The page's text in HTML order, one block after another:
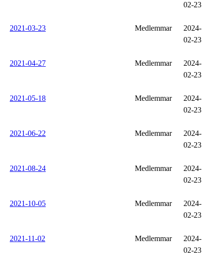
02-23
2021-03-23 Medlemmar
2024-
02-23
2021-04-27 Medlemmar
2024-
02-23
2021-05-18 Medlemmar
2024-
02-23
2021-06-22 Medlemmar
2024-
02-23
2021-08-24 Medlemmar
2024-
02-23
2021-10-05 Medlemmar
2024-
02-23
2021-11-02 Medlemmar
2024-
02-23